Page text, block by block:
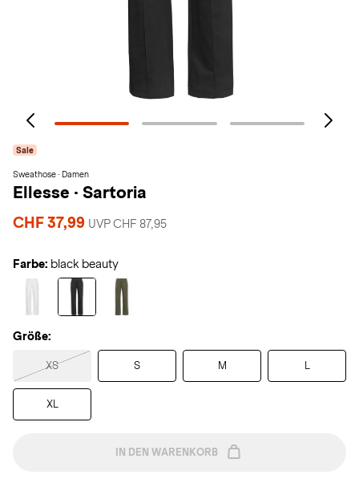
Sale
Sweathose · Damen
Ellesse · Sartoria
CHF 37,99 UVP CHF 87,95
Farbe: black beauty
Größe:
XS S M L
XL
IN DEN WARENKORB